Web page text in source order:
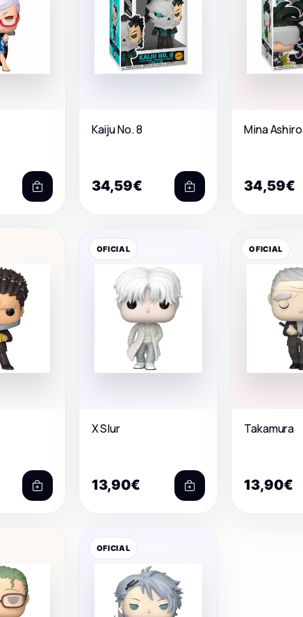
Kaiju No. 8
34,59€
Mina Ashiro
34,59€
OFICIAL
X Slur
13,90€
OFICIAL
Takamura
13,90€
OFICIAL